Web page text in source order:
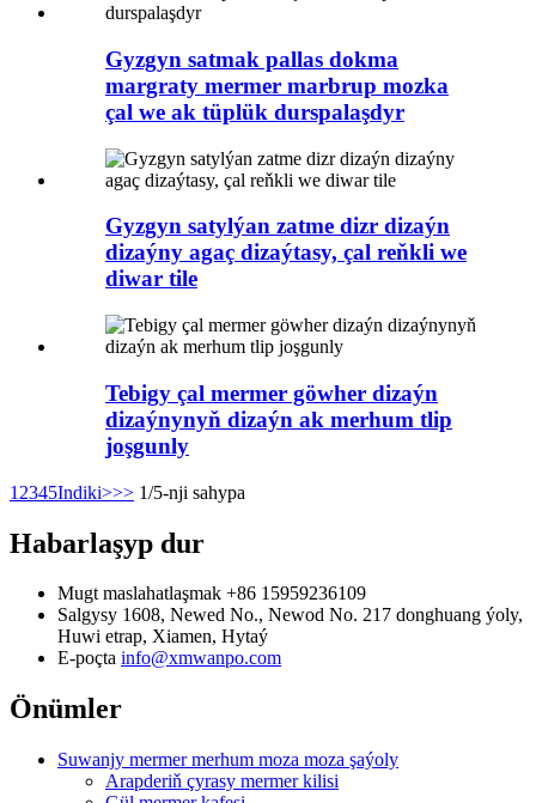
Gyzgyn satmak pallas dokma
margraty mermer marbrup mozka
çal we ak tüplük durspalaşdyr
Gyzgyn satylýan zatme dizr dizaýn
dizaýny agaç dizaýtasy, çal reňkli we
diwar tile
Tebigy çal mermer göwher dizaýn
dizaýnynyň dizaýn ak merhum tlip
joşgunly
1 2345Indiki>>> 1/5-nji sahypa
Habarlaşyp dur
Mugt maslahatlaşmak +86 15959236109
Salgysy 1608, Newed No., Newod No. 217 donghuang ýoly,
Huwi etrap, Xiamen, Hytaý
E-poçta info@xmwanpo.com
Önümler
Suwanjy mermer merhum moza moza şaýoly
Arapderiň çyrasy mermer kilisi